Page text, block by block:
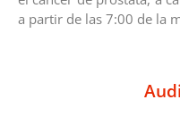
a partir de las 7:00 de la